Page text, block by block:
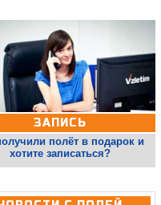
ЗАПИСЬ
полёт в подарок и
хотите записаться?